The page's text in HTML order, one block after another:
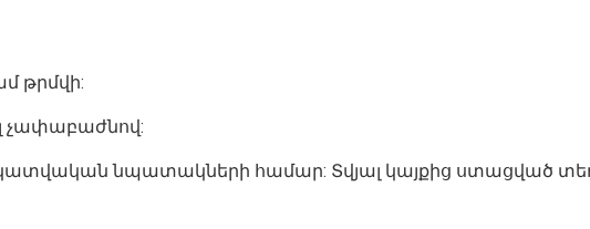
թրմվի:
չափաբաժնով:
նպատակների համար: Տվյալ կայքից ստացված